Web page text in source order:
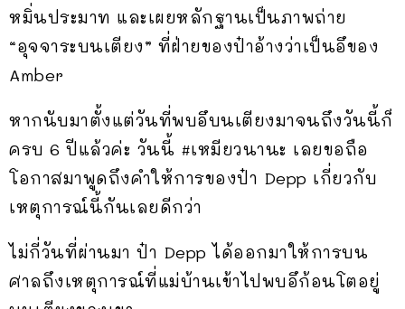
หมิ่นประมาท และเผยหลักฐานเป็นภาพถ่าย
“อุจจาระบนเตียง” ที่ฝ่ายของป๋าอ้างว่าเป็นอึของ
Amber
หากนับมาตั้งแต่วันที่พบอึบนเตียงมาจนถึงวันนี้ก็
ครบ 6 ปีแล้วค่ะ วันนี้ #เหมียวนานะ เลยขอถือ
โอกาสมาพูดถึงคำให้การของป๋า Depp เกี่ยวกับ
เหตุการณ์นี้กันเลยดีกว่า
ไม่กี่วันที่ผ่านมา ป๋า Depp ได้ออกมาให้การบน
ศาลถึงเหตุการณ์ที่แม่บ้านเข้าไปพบอึก้อนโตอยู่